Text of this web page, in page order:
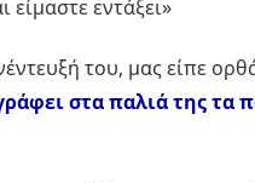
είμαστε εντάξει»
του, μας είπε
στα παλιά της τα